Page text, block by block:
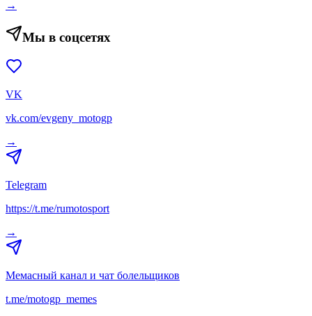
→
Мы в соцсетях
VK
vk.com/evgeny_motogp
→
Telegram
https://t.me/rumotosport
→
Мемасный канал и чат болельщиков
t.me/motogp_memes